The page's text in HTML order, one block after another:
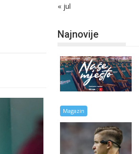
« jul
Najnovije
Magazin